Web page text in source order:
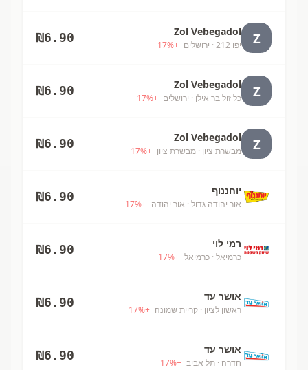
Z
Zol Vebegadol
יפו 212 · ירושלים +
17%
₪6.90
Z
Zol Vebegadol
כל זול בר אילן · ירושלים +
17%
₪6.90
Z
Zol Vebegadol
מבשרת ציון · מבשרת ציון +
17%
₪6.90
יוחננוף
אור יהודה גדול · אור יהודה +
17%
₪6.90
רמי לוי
כרמיאל · כרמיאל +
17%
₪6.90
אושר עד
ראשון לציון · קריית שמונה +
17%
₪6.90
אושר עד
חדרה · תל אביב +
17%
₪6.90